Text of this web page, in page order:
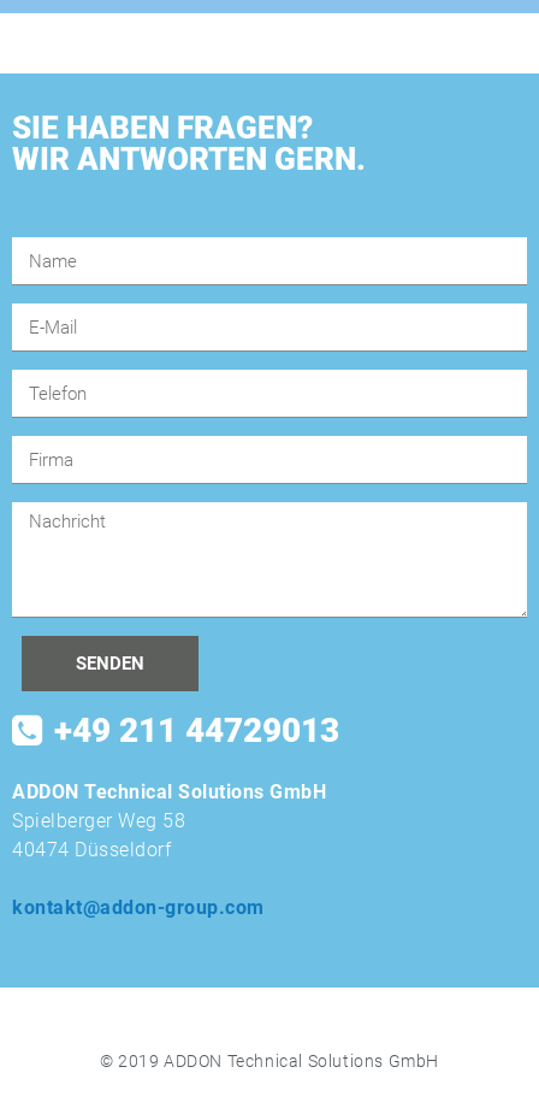
SIE HABEN FRAGEN?
WIR ANTWORTEN GERN.
+49 211 44729013
ADDON Technical Solutions GmbH
Spielberger Weg 58
40474 Düsseldorf
kontakt@addon-group.com
© 2019 ADDON Technical Solutions GmbH